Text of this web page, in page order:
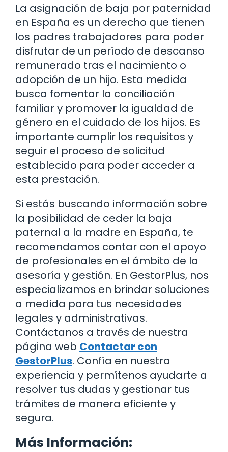
La asignación de baja por paternidad
en España es un derecho que tienen
los padres trabajadores para poder
disfrutar de un período de descanso
remunerado tras el nacimiento o
adopción de un hijo. Esta medida
busca fomentar la conciliación
familiar y promover la igualdad de
género en el cuidado de los hijos. Es
importante cumplir los requisitos y
seguir el proceso de solicitud
establecido para poder acceder a
esta prestación.
Si estás buscando información sobre
la posibilidad de ceder la baja
paternal a la madre en España, te
recomendamos contar con el apoyo
de profesionales en el ámbito de la
asesoría y gestión. En GestorPlus, nos
especializamos en brindar soluciones
a medida para tus necesidades
legales y administrativas.
Contáctanos a través de nuestra
página web Contactar con
GestorPlus. Confía en nuestra
experiencia y permítenos ayudarte a
resolver tus dudas y gestionar tus
trámites de manera eficiente y
segura.
Más Información: